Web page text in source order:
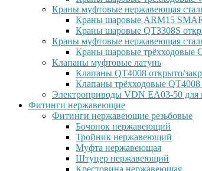
Краны муфтовые нержавеющая
Краны шаровые ARM15
Краны шаровые QT3308S
Краны муфтовые нержавеющая
Краны шаровые трёхходовые
Клапаны муфтовые латунь
Клапаны QT4008 открыто/
Клапаны трёхходовые
Электроприводы VDN EA03-50 для
Фитинги нержавеющие
Фитинги нержавеющие резьбовые
Бочонок нержавеющий
Тройник нержавеющий
Муфта нержавеющая
Штуцер нержавеющий
Крестовина нержавеющая